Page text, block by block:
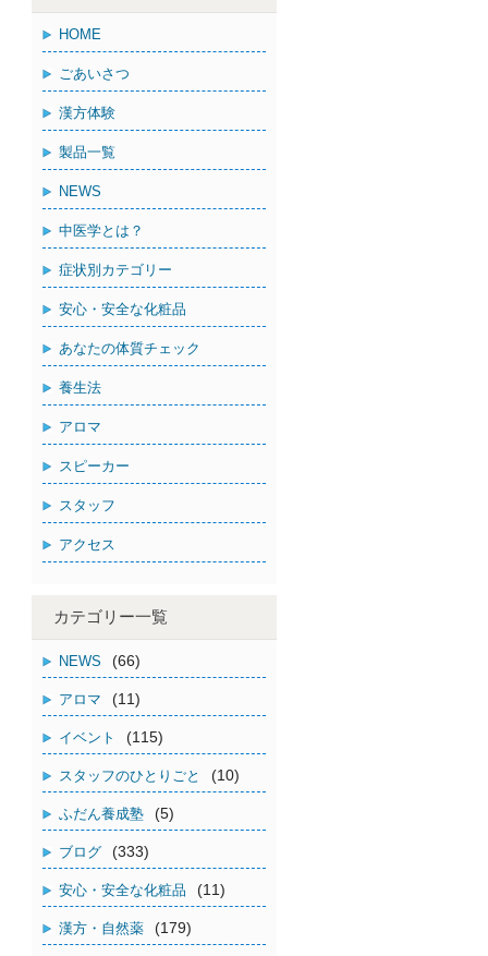
HOME
ごあいさつ
漢方体験
製品一覧
NEWS
中医学とは？
症状別カテゴリー
安心・安全な化粧品
あなたの体質チェック
養生法
アロマ
スピーカー
スタッフ
アクセス
カテゴリー一覧
NEWS (66)
アロマ (11)
イベント (115)
スタッフのひとりごと (10)
ふだん養成塾 (5)
ブログ (333)
安心・安全な化粧品 (11)
漢方・自然薬 (179)